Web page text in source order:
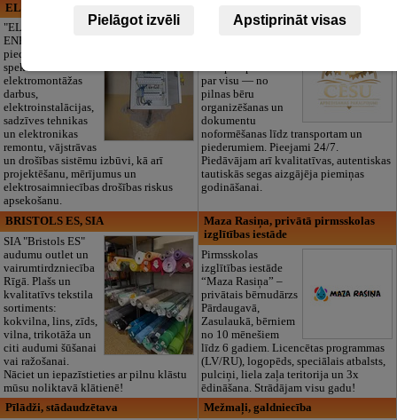
ELECTRIC ENERGY
"ELECTRIC
ENERGY Kandava"
piedāvā pilna
spektra
elektromontāžas
darbus,
elektroinstalācijas,
sadzīves tehnikas
un elektronikas
remontu, vājstrāvas
un drošības sistēmu izbūvi, kā arī
projektēšanu, mērījumus un
elektrosaimniecības drošības riskus
apsekošanu.
PAKALPOJUMI, SIA
par visu — no
pilnas bēru
organizēšanas un
dokumentu
noformēšanas līdz transportam un
piederumiem. Pieejami 24/7.
Piedāvājam arī kvalitatīvas, autentiskas
tautiskās segas aizgājēja piemiņas
godināšanai.
BRISTOLS ES, SIA
SIA "Bristols ES"
audumu outlet un
vairumtirdzniecība
Rīgā. Plašs un
kvalitatīvs tekstila
sortiments:
kokvilna, lins, zīds,
vilna, trikotāža un
citi audumi šūšanai
vai ražošanai.
Nāciet un iepazīstieties ar pilnu klāstu
mūsu noliktavā klātienē!
Maza Rasiņa, privātā pirmsskolas
izglītības iestāde
Pirmsskolas
izglītības iestāde
“Maza Rasiņa” –
privātais bērnudārzs
Pārdaugavā,
Zasulaukā, bērniem
no 10 mēnešiem
līdz 6 gadiem. Licencētas programmas
(LV/RU), logopēds, speciālais atbalsts,
pulciņi, liela zaļa teritorija un 3x
ēdināšana. Strādājam visu gadu!
Pīlādži, stādaudzētava
Mežmaļi, galdniecība
Pielāgot izvēli Apstiprināt visas